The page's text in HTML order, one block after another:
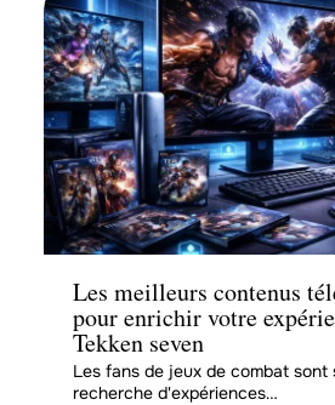
Tech
Les meilleurs contenus
pour enrichir votre
Tekken seven
Les fans de jeux de combat sont
recherche d'expériences…